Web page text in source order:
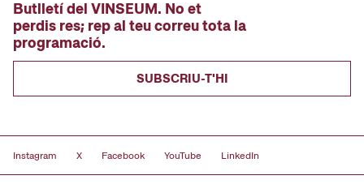
Butlletí del VINSEUM. No et
perdis res; rep al teu correu tota la
programació.
SUBSCRIU-T'HI
Instagram X Facebook YouTube LinkedIn